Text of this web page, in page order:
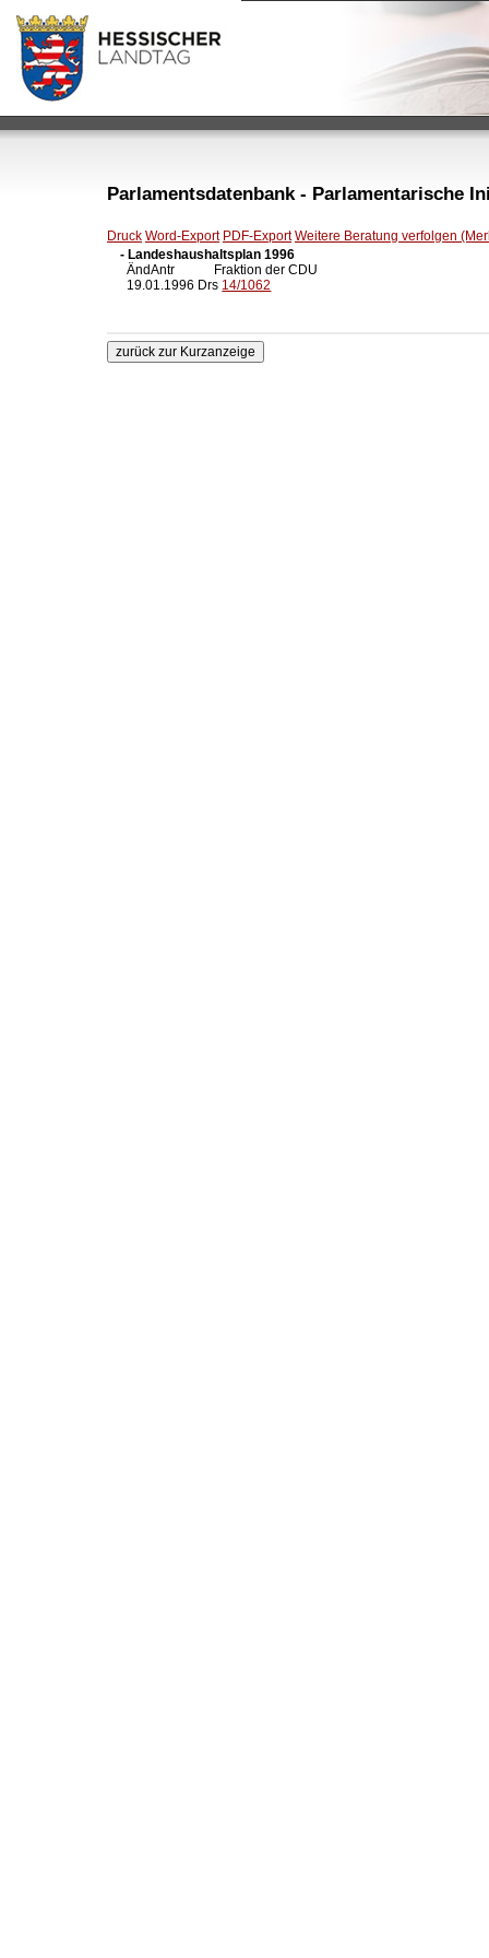
Parlamentsdatenbank - Parlamentarische
Druck Word-Export PDF-Export Weitere Beratung verfolgen
- Landeshaushaltsplan 1996
ÄndAntr            Fraktion der CDU
  19.01.1996 Drs
14/1062